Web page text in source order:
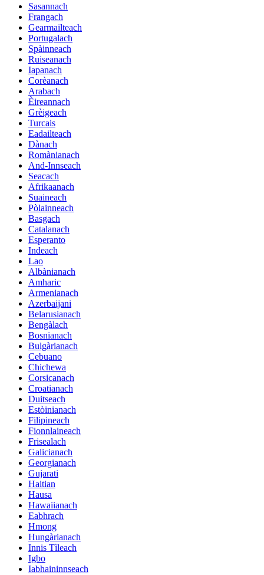
Sasannach
Frangach
Gearmailteach
Portugalach
Spàinneach
Ruiseanach
Iapanach
Corèanach
Arabach
Èireannach
Grèigeach
Turcais
Eadailteach
Dànach
Romànianach
And-Innseach
Seacach
Afrikaanach
Suaineach
Pòlainneach
Basgach
Catalanach
Esperanto
Indeach
Lao
Albànianach
Amharic
Armenianach
Azerbaijani
Belarusianach
Bengàlach
Bosnianach
Bulgàrianach
Cebuano
Chichewa
Corsicanach
Croatianach
Duitseach
Estòinianach
Filipineach
Fionnlaineach
Frisealach
Galicianach
Georgianach
Gujarati
Haitian
Hausa
Hawaiianach
Eabhrach
Hmong
Hungàrianach
Innis Tìleach
Igbo
Iabhaininnseach